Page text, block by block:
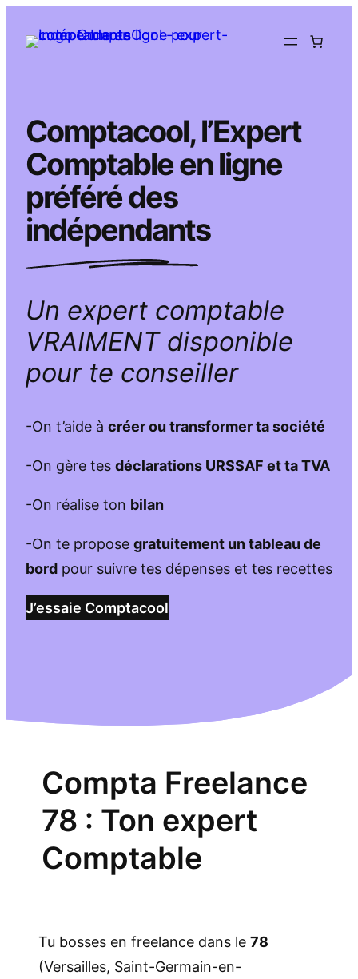
Comptacool, l’Expert
Comptable en ligne
préféré des
indépendants
Un expert comptable
VRAIMENT disponible
pour te conseiller
-On t’aide à créer ou transformer ta société
-On gère tes déclarations URSSAF et ta TVA
-On réalise ton bilan
-On te propose gratuitement un tableau de
bord pour suivre tes dépenses et tes recettes
J’essaie Comptacool
Compta Freelance
78 : Ton expert
Comptable
Tu bosses en freelance dans le 78
(Versailles, Saint-Germain-en-